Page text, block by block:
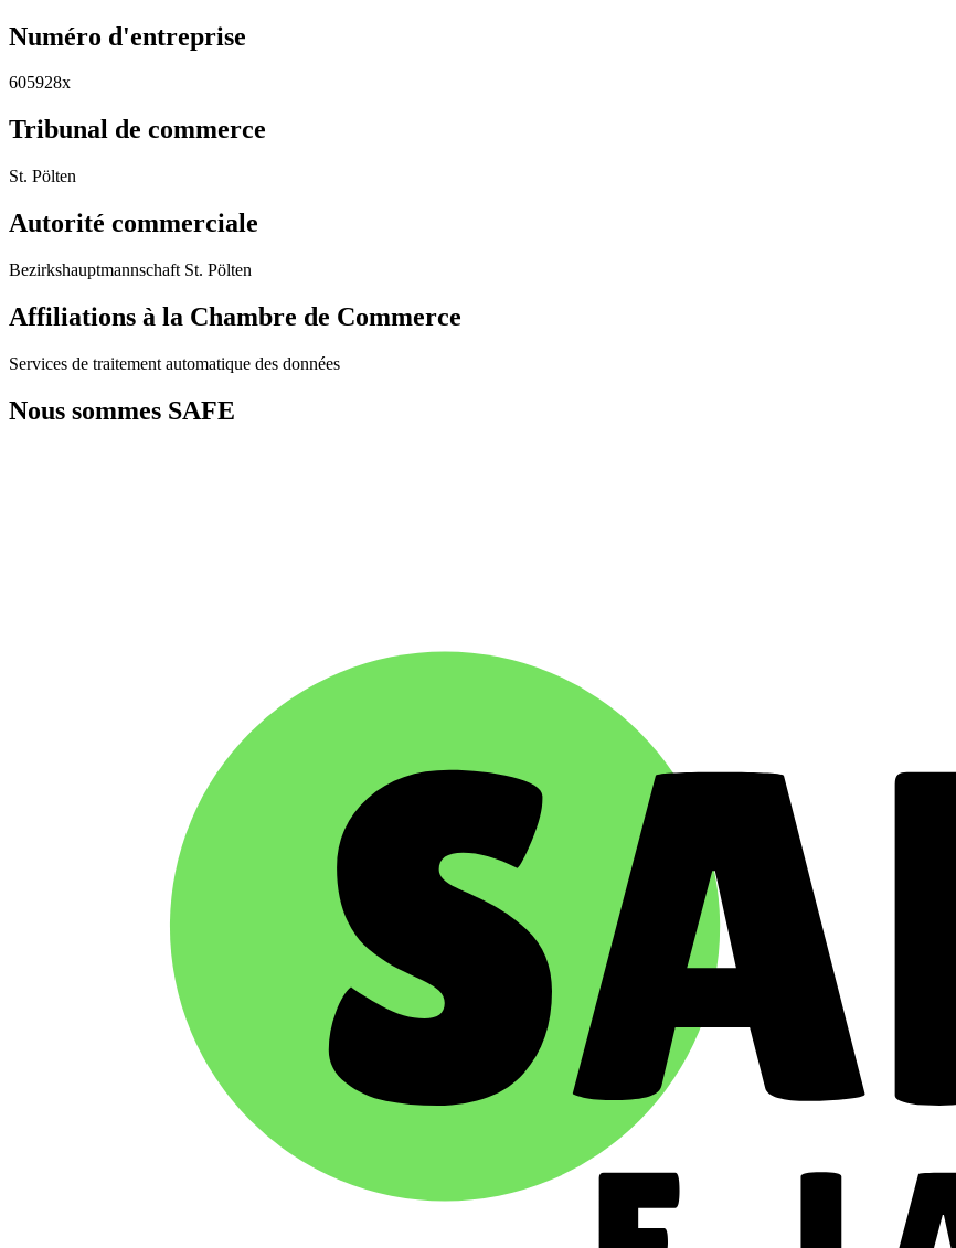
Numéro d'entreprise
605928x
Tribunal de commerce
St. Pölten
Autorité commerciale
Bezirkshauptmannschaft St. Pölten
Affiliations à la Chambre de Commerce
Services de traitement automatique des données
Nous sommes SAFE